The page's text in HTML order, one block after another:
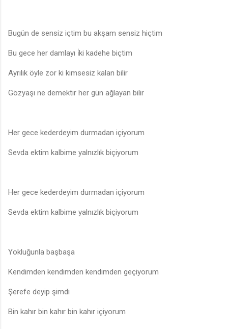
Bugün de sensiz içtim bu akşam sensiz hiçtim
Bu gece her damlayı i̇ki kadehe biçtim
Ayrılık öyle zor ki kimsesiz kalan bilir
Gözyaşı ne demektir her gün ağlayan bilir
Her gece kederdeyim durmadan içiyorum
Sevda ektim kalbime yalnızlık biçiyorum
Her gece kederdeyim durmadan içiyorum
Sevda ektim kalbime yalnızlık biçiyorum
Yokluğunla başbaşa
Kendimden kendimden kendimden geçiyorum
Şerefe deyip şimdi
Bin kahır bin kahır bin kahır içiyorum